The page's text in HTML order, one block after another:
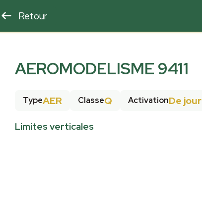
Retour
AEROMODELISME 9411
TypeAER ClasseQ ActivationDe jour
Limites verticales